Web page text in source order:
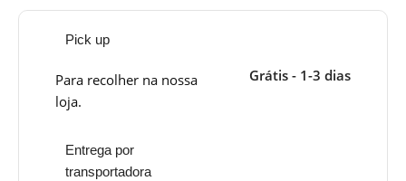
Pick up
Para recolher na nossa
loja.
Grátis - 1-3 dias
Entrega por
transportadora